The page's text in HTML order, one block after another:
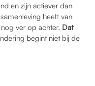
en zijn actiever dan
heeft van
ver op achter. Dat
begint niet bij de